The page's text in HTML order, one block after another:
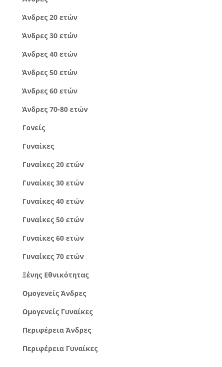
Άνδρες 20 ετών
Άνδρες 30 ετών
Άνδρες 40 ετών
Άνδρες 50 ετών
Άνδρες 60 ετών
Άνδρες 70-80 ετών
Γονείς
Γυναίκες
Γυναίκες 20 ετών
Γυναίκες 30 ετών
Γυναίκες 40 ετών
Γυναίκες 50 ετών
Γυναίκες 60 ετών
Γυναίκες 70 ετών
Ξένης Εθνικότητας
Ομογενείς Άνδρες
Ομογενείς Γυναίκες
Περιφέρεια Άνδρες
Περιφέρεια Γυναίκες